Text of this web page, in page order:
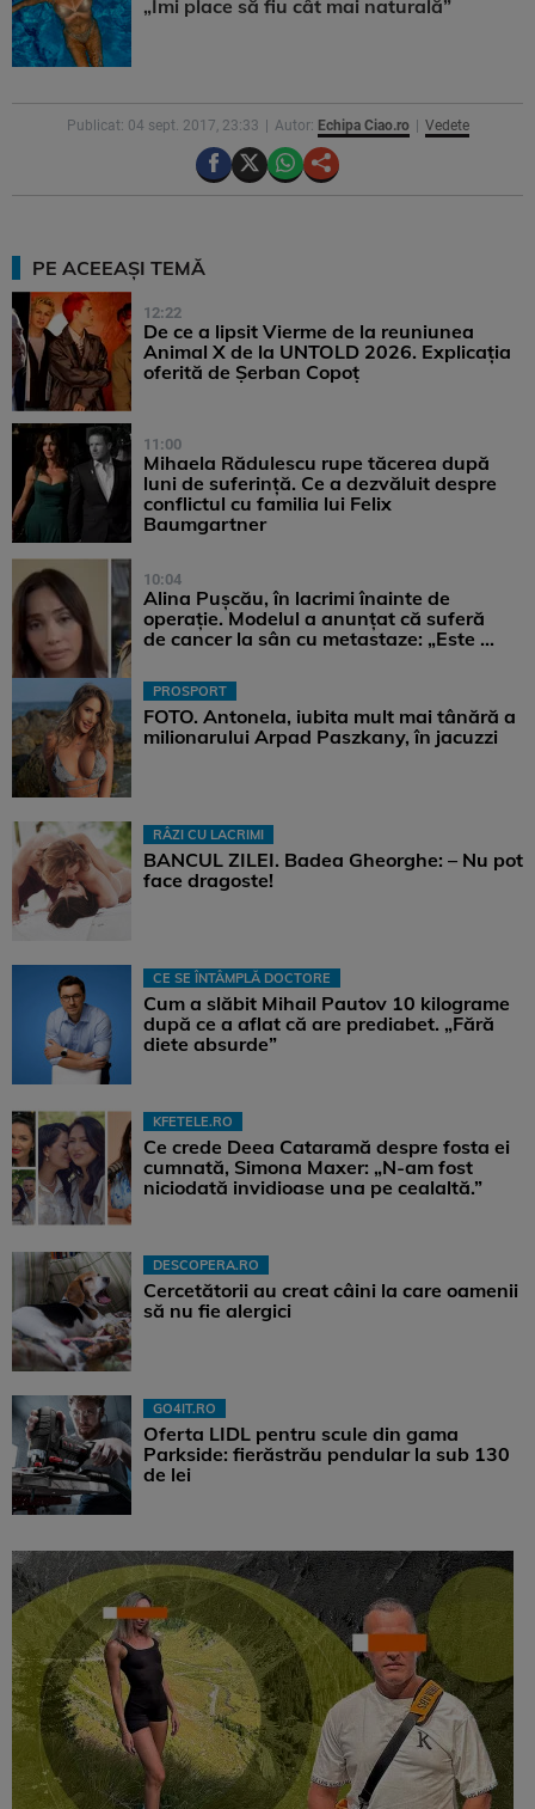
„Îmi place să fiu cât mai naturală”
Publicat: 04 sept. 2017, 23:33 Autor: Echipa Ciao.ro Vedete
PE ACEEAȘI TEMĂ
12:22
De ce a lipsit Vierme de la reuniunea
Animal X de la UNTOLD 2026. Explicația
oferită de Șerban Copoț
11:00
Mihaela Rădulescu rupe tăcerea după
luni de suferință. Ce a dezvăluit despre
conflictul cu familia lui Felix
Baumgartner
10:04
Alina Pușcău, în lacrimi înainte de
operație. Modelul a anunțat că suferă
de cancer la sân cu metastaze: „Este ...
PROSPORT
FOTO. Antonela, iubita mult mai tânără a
milionarului Arpad Paszkany, în jacuzzi
RÂZI CU LACRIMI
BANCUL ZILEI. Badea Gheorghe: – Nu pot
face dragoste!
CE SE ÎNTÂMPLĂ DOCTORE
Cum a slăbit Mihail Pautov 10 kilograme
după ce a aflat că are prediabet. „Fără
diete absurde”
KFETELE.RO
Ce crede Deea Cataramă despre fosta ei
cumnată, Simona Maxer: „N-am fost
niciodată invidioase una pe cealaltă.”
DESCOPERA.RO
Cercetătorii au creat câini la care oamenii
să nu fie alergici
GO4IT.RO
Oferta LIDL pentru scule din gama
Parkside: fierăstrău pendular la sub 130
de lei